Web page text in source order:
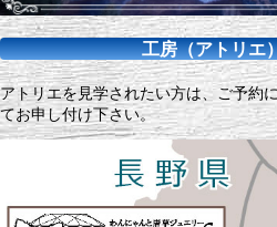
工房（アトリエ
アトリエを見学されたい方は、ご予約
てお申し付け下さい。